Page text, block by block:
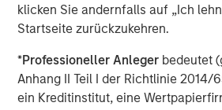
klicken Sie andernfalls auf „Ich
Startseite zurückzukehren.
*Professioneller Anleger bedeutet
Anhang II Teil I der Richtlinie 2014/
ein Kreditinstitut, eine
Flip AI was founded by tech leaders
challenges of running large-scale
troubleshooting incidents in real-time:
Corey Harrison, CEO, was
Chief of Staff to the NFL